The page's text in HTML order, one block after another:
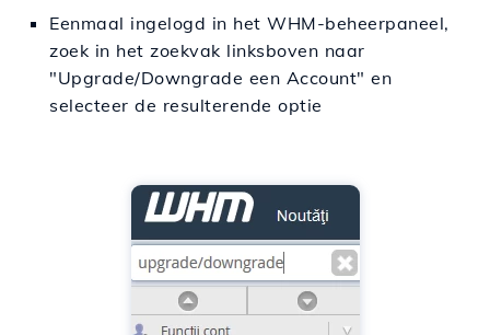
Eenmaal ingelogd in het WHM-beheerpaneel,
zoek in het zoekvak linksboven naar
"Upgrade/Downgrade een Account" en
selecteer de resulterende optie